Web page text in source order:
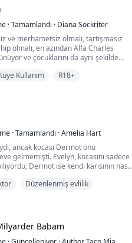
kalan Maya, insan gibi davranmaya
tuhaf insanlar ve olaylar meydana
·Tamamlandı · Diana Sockriter
ve merhametsiz olmalı, tartışmasız
olmalı, en azından Alfa Charles
ve çocuklarını da aynı şekilde
Fang sürüsünün liderleri Alfa
Kullanım R18+
·Tamamlandı ·Amelia Hart
ancak kocası Dermot onu
gelmemişti. Evelyn, kocasını sadece
Dermot ise kendi karısının nasıl
Evelyn Dermot'un karşısına Dr. Kyte
Düzenlenmiş evlilik
Babam